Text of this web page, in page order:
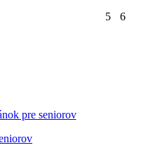
5 6
pre seniorov